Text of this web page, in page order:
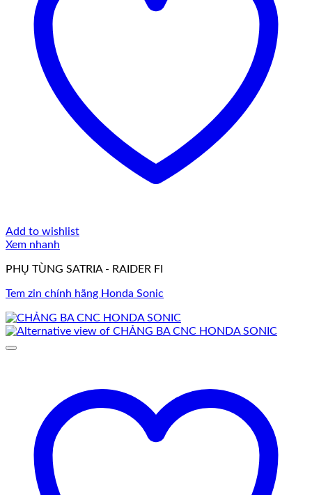
Add to wishlist
Xem nhanh
PHỤ TÙNG SATRIA - RAIDER FI
Tem zin chính hãng Honda Sonic